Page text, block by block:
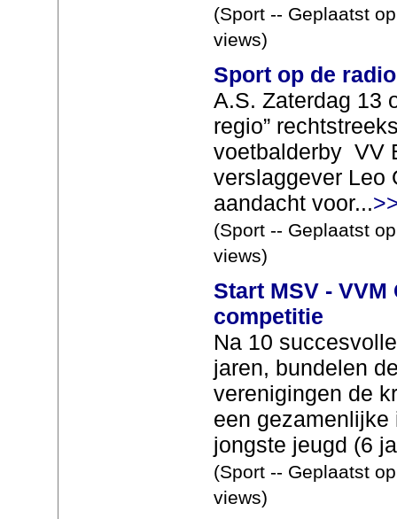
(Sport -- Geplaatst
views)
Sport op de radio
A.S. Zaterdag 13
regio”
voetbalderby VV
verslaggever Leo
aandacht voor...
(Sport -- Geplaatst
views)
Start MSV -
competitie
Na 10
jaren, bundelen
verenigingen de
een
jongste jeugd (6
(Sport -- Geplaatst
views)